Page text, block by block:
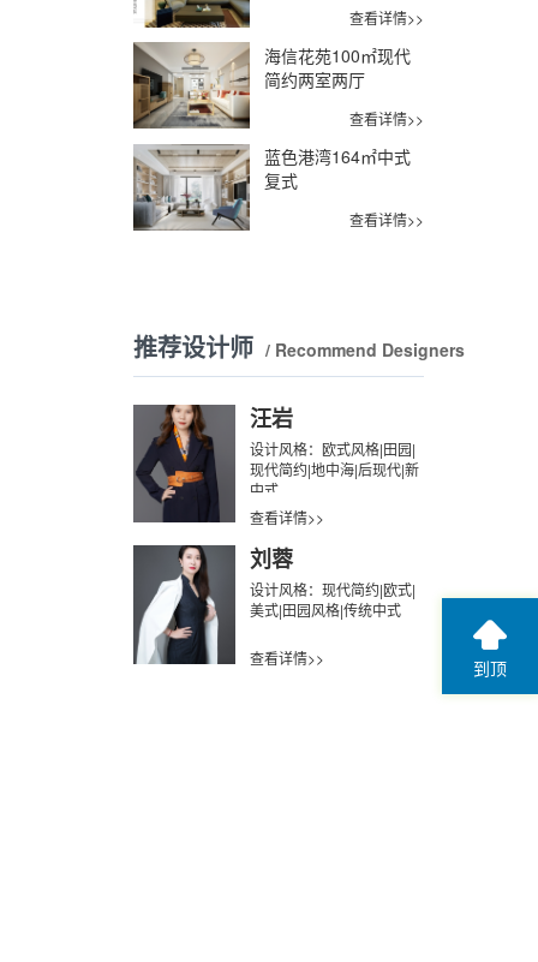
查看详情>>
海信花苑100㎡现代
简约两室两厅
查看详情>>
蓝色港湾164㎡中式
复式
查看详情>>
推荐设计师 / Recommend Designers
汪岩
设计风格：欧式风格|田园|
现代简约|地中海|后现代|新
中式
查看详情>>
刘蓉
设计风格：现代简约|欧式|
美式|田园风格|传统中式
查看详情>> 到顶